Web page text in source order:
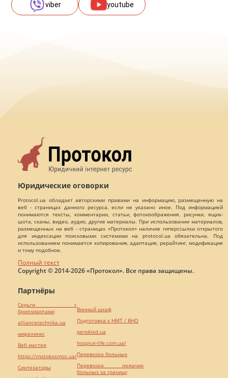
viber youtube
Юридические оговорки
Protocol.ua обладает авторскими правами на информацию, размещенную на
веб - страницах данного ресурса, если не указано иное. Под информацией
понимаются тексты, комментарии, статьи, фотоизображения, рисунки, ящик-
шота, сканы, видео, аудио, другие материалы. При использовании материалов,
размещенных на веб - страницах «Протокол» наличие гиперссылки открытого
для индексации поисковыми системами на protocol.ua обязательна. Под
использованием понимается копирования, адаптация, рерайтинг, модификация
и тому подобное.
Полный текст
Copyright © 2014-2026 «Протокол». Все права защищены.
Партнёры
Серьги с
бриллиантами
alliancetechnika.ua
миралинкс
Веб мастер
https://motokosmos.ua/
Синтезаторы
Винный шкаф
Подготовка к НМТ / ВНО
pereklad.ua
hospice-life.com.ua/
Перевозка больных
Перевозка лежачих
больных за границу